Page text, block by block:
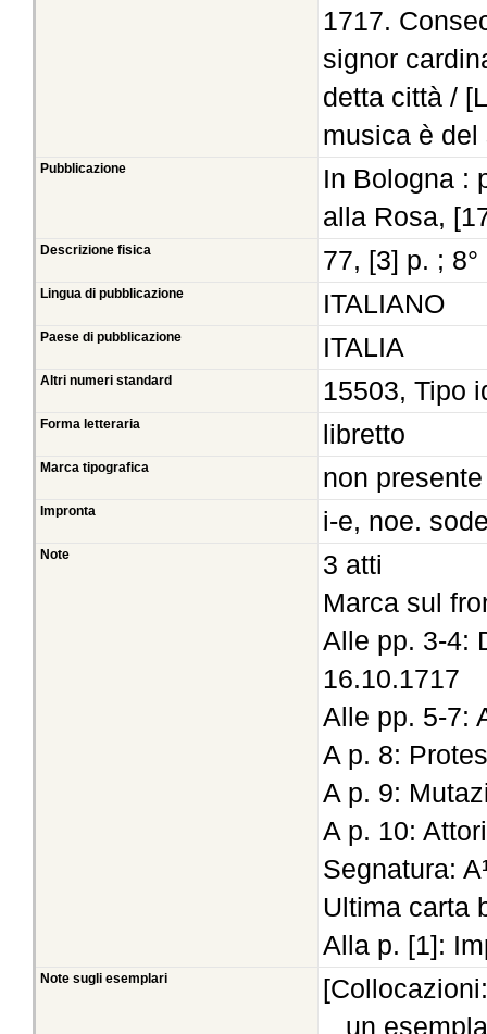
1717.
signor
detta città /
musica è
Pubblicazione
In Bologna :
alla Rosa,
Descrizione fisica 77, [3] p. ; 8°
Lingua di pubblicazione ITALIANO
Paese di pubblicazione ITALIA
Altri numeri standard 15503, Tipo
Forma letteraria libretto
Marca tipografica non presente
Impronta i-e, noe.
Note
3 atti
Marca sul
Alle pp. 3-4:
16.10.1717
Alle pp. 5-7:
A p. 8:
A p. 9:
A p. 10: Attori
Segnatura:
Ultima carta
Alla p. [1]:
Note sugli esemplari
un